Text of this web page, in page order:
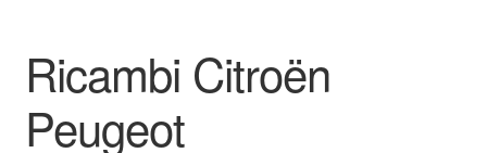
Contatto
Il mio account
Ricambi Citroën
Peugeot